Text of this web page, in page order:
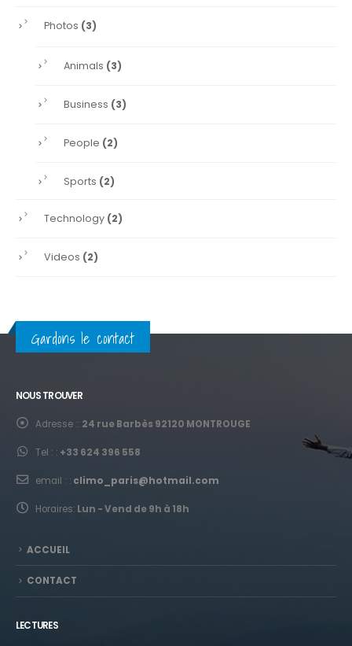
Photos (3)
Animals (3)
Business (3)
People (2)
Sports (2)
Technology (2)
Videos (2)
Gardons le contact
NOUS TROUVER
Adresse :: 24 rue Barbès 92120 MONTROUGE
Tel : : +33 624 396 558
email : : climo_paris@hotmail.com
Horaires: Lun - Vend de 9h à 18h
ACCUEIL
CONTACT
LECTURES